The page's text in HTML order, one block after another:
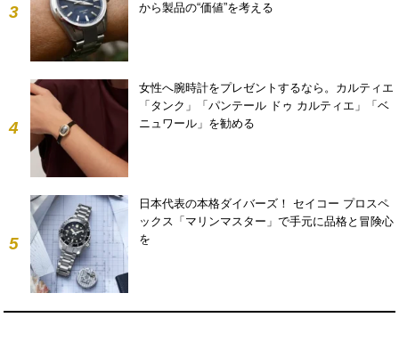
3
から製品の“価値”を考える
4
女性へ腕時計をプレゼントするなら。カルティエ
「タンク」「パンテール ドゥ カルティエ」「ベ
ニュワール」を勧める
5
日本代表の本格ダイバーズ！ セイコー プロスペ
ックス「マリンマスター」で手元に品格と冒険心
を